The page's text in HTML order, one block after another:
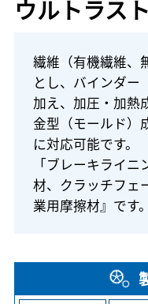
ウルトラス
繊維（有機繊維、
とし、バインダー
加え、加圧・加熱
金型（モールド）
に対応可能です。
「ブレーキライ
材、クラッチフェ
業用摩擦材』です。